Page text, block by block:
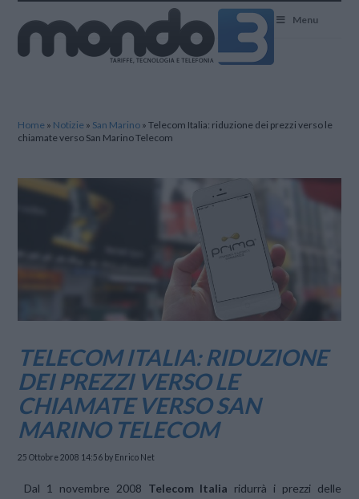
Menu
Home » Notizie » San Marino »Telecom Italia: riduzione dei prezzi verso le
chiamate verso San Marino Telecom
TELECOM ITALIA: RIDUZIONE
DEI PREZZI VERSO LE
CHIAMATE VERSO SAN
MARINO TELECOM
25 Ottobre 2008 14:56 by Enrico Net
Dal 1 novembre 2008 Telecom Italia ridurrà i prezzi delle